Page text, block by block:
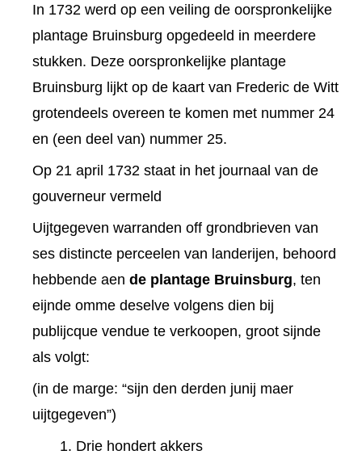
In 1732 werd op een veiling de oorspronkelijke
plantage Bruinsburg opgedeeld in meerdere
stukken. Deze oorspronkelijke plantage
Bruinsburg lijkt op de kaart van Frederic de Witt
grotendeels overeen te komen met nummer 24
en (een deel van) nummer 25.
Op 21 april 1732 staat in het journaal van de
gouverneur vermeld
Uijtgegeven warranden off grondbrieven van
ses distincte perceelen van landerijen, behoord
hebbende aen de plantage Bruinsburg, ten
eijnde omme deselve volgens dien bij
publijcque vendue te verkoopen, groot sijnde
als volgt:
(in de marge: “sijn den derden junij maer
uijtgegeven”)
Drie hondert akkers